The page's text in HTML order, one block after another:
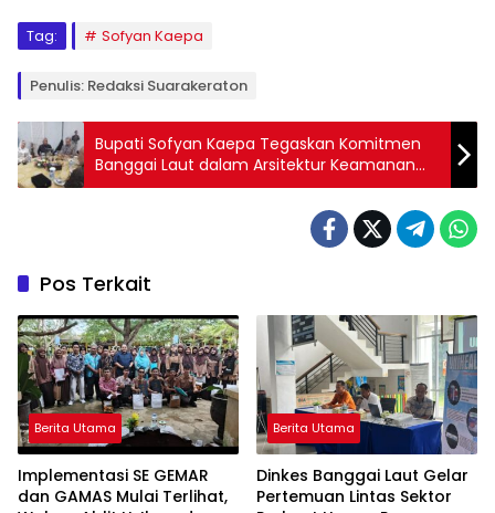
Tag: Sofyan Kaepa
Penulis: Redaksi Suarakeraton
Bupati Sofyan Kaepa Tegaskan Komitmen
Banggai Laut dalam Arsitektur Keamanan
Siber Nasional
Pos Terkait
Berita Utama
Implementasi SE GEMAR
dan GAMAS Mulai Terlihat,
Berita Utama
Dinkes Banggai Laut Gelar
Pertemuan Lintas Sektor